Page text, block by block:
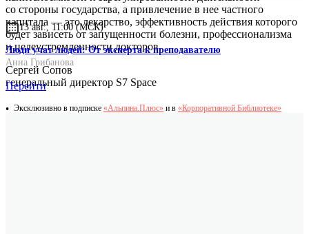
со стороны государства, а привлечение в нее частного
капитала — это лекарство, эффективность действия которого
будет зависеть от запущенности болезни, профессионализма
и целеустремленности докторов.
Сергей Сопов
генеральный директор S7 Space
13 авг., 11:00 (МСК)
Люди учат людей: От эксперта к преподавателю
Анна Грибанова
Перейти
Эксклюзивно в подписке «Альпина.Плюс» и в «Корпоративной Библиотеке»